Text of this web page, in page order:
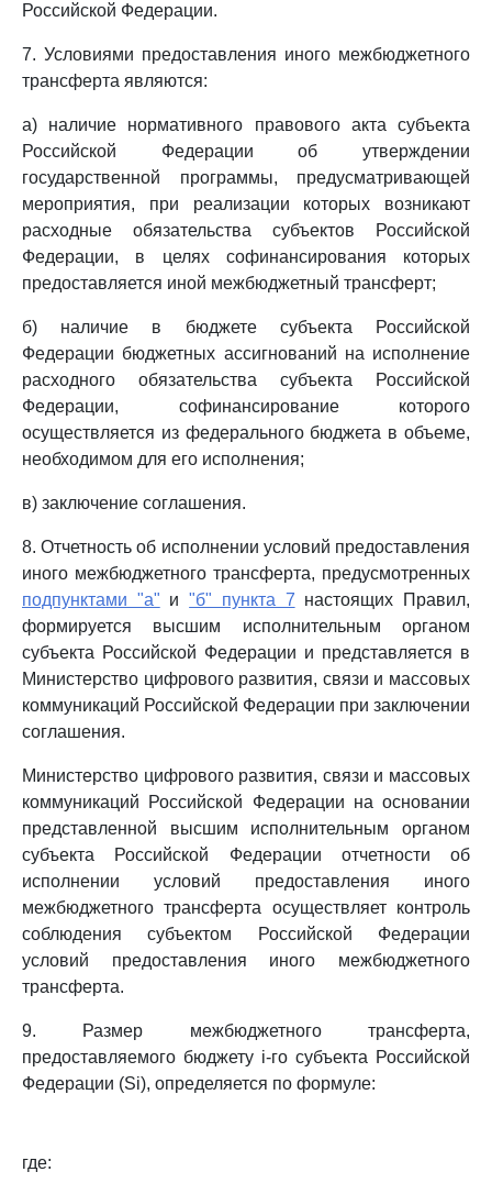
Российской Федерации.
7. Условиями предоставления иного межбюджетного
трансферта являются:
а) наличие нормативного правового акта субъекта
Российской Федерации об утверждении
государственной программы, предусматривающей
мероприятия, при реализации которых возникают
расходные обязательства субъектов Российской
Федерации, в целях софинансирования которых
предоставляется иной межбюджетный трансферт;
б) наличие в бюджете субъекта Российской
Федерации бюджетных ассигнований на исполнение
расходного обязательства субъекта Российской
Федерации, софинансирование которого
осуществляется из федерального бюджета в объеме,
необходимом для его исполнения;
в) заключение соглашения.
8. Отчетность об исполнении условий предоставления
иного межбюджетного трансферта, предусмотренных
подпунктами "а" и"б" пункта 7 настоящих Правил,
формируется высшим исполнительным органом
субъекта Российской Федерации и представляется в
Министерство цифрового развития, связи и массовых
коммуникаций Российской Федерации при заключении
соглашения.
Министерство цифрового развития, связи и массовых
коммуникаций Российской Федерации на основании
представленной высшим исполнительным органом
субъекта Российской Федерации отчетности об
исполнении условий предоставления иного
межбюджетного трансферта осуществляет контроль
соблюдения субъектом Российской Федерации
условий предоставления иного межбюджетного
трансферта.
9. Размер межбюджетного трансферта,
предоставляемого бюджету i-го субъекта Российской
Федерации (Si), определяется по формуле:
где: